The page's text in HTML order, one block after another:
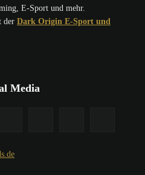
E-Sport und mehr.
der Dark Origin E-Sport und
Media